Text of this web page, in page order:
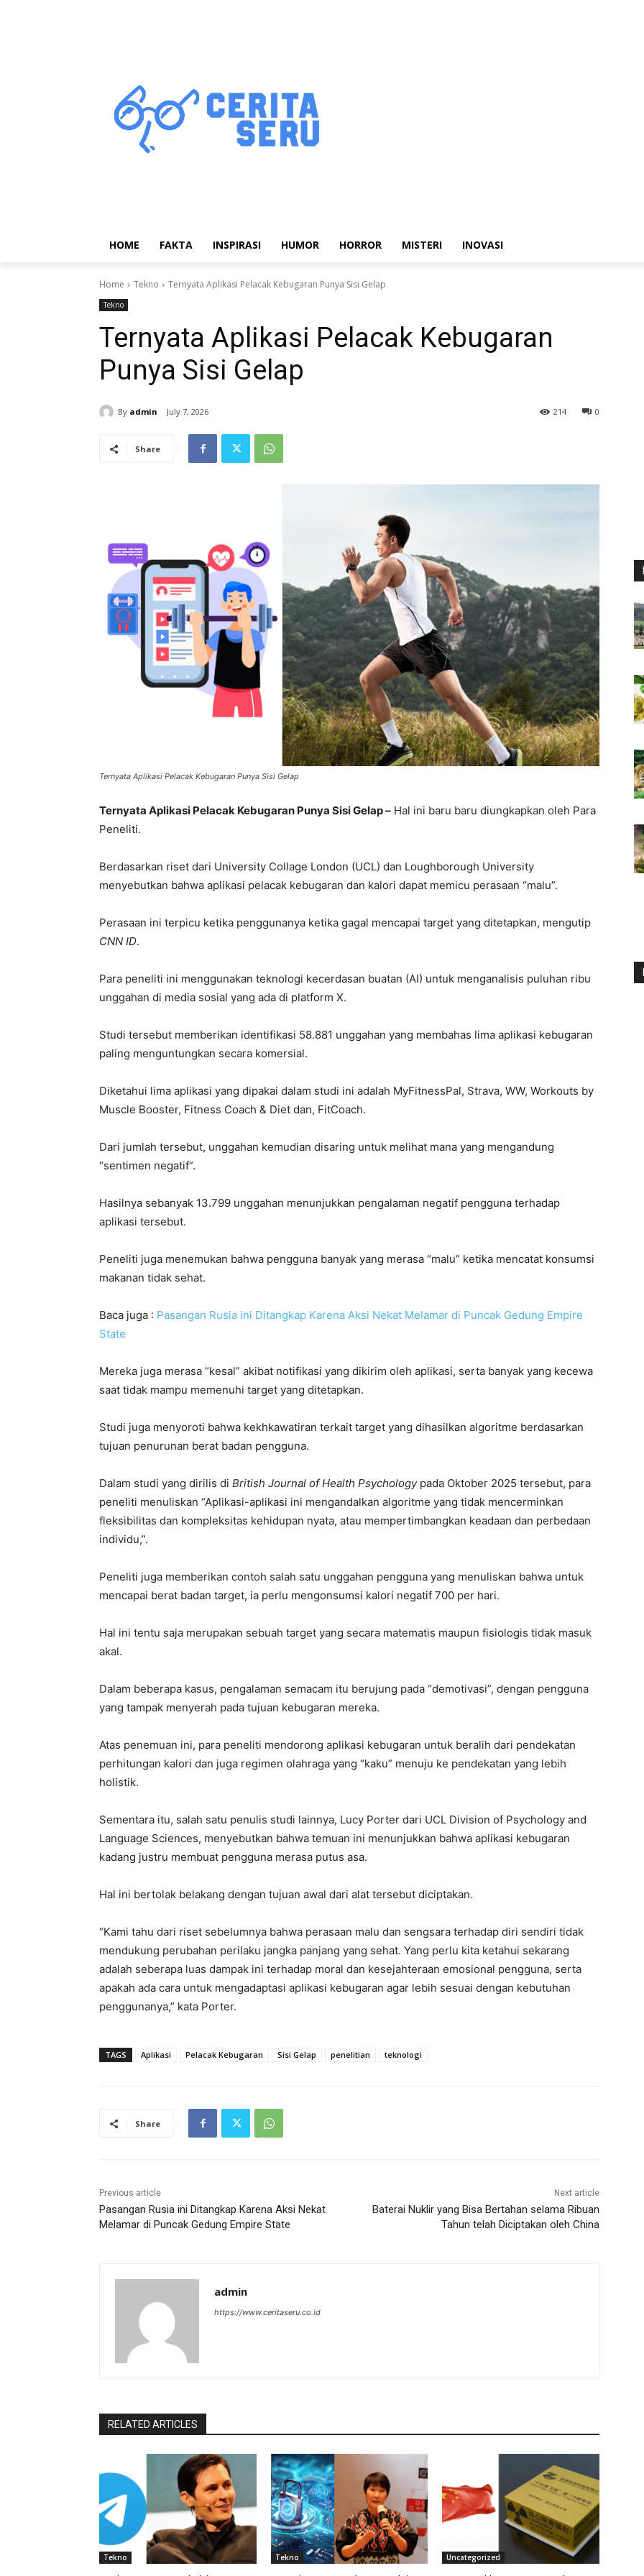
HOME FAKTA INSPIRASI HUMOR HORROR MISTERI INOVASI
Home Tekno Ternyata Aplikasi Pelacak Kebugaran Punya Sisi Gelap
Tekno
Ternyata Aplikasi Pelacak Kebugaran
Punya Sisi Gelap
By admin July 7, 2026 0
214
Share
Ternyata Aplikasi Pelacak Kebugaran Punya Sisi Gelap
Ternyata Aplikasi Pelacak Kebugaran Punya Sisi Gelap – Hal ini baru baru diungkapkan oleh Para
Peneliti.
Berdasarkan riset dari University Collage London (UCL) dan Loughborough University
menyebutkan bahwa aplikasi pelacak kebugaran dan kalori dapat memicu perasaan “malu”.
Perasaan ini terpicu ketika penggunanya ketika gagal mencapai target yang ditetapkan, mengutip
CNN ID.
Para peneliti ini menggunakan teknologi kecerdasan buatan (AI) untuk menganalisis puluhan ribu
unggahan di media sosial yang ada di platform X.
Studi tersebut memberikan identifikasi 58.881 unggahan yang membahas lima aplikasi kebugaran
paling menguntungkan secara komersial.
Diketahui lima aplikasi yang dipakai dalam studi ini adalah MyFitnessPal, Strava, WW, Workouts by
Muscle Booster, Fitness Coach & Diet dan, FitCoach.
Dari jumlah tersebut, unggahan kemudian disaring untuk melihat mana yang mengandung
“sentimen negatif”.
Hasilnya sebanyak 13.799 unggahan menunjukkan pengalaman negatif pengguna terhadap
aplikasi tersebut.
Peneliti juga menemukan bahwa pengguna banyak yang merasa “malu” ketika mencatat konsumsi
makanan tidak sehat.
Baca juga : Pasangan Rusia ini Ditangkap Karena Aksi Nekat Melamar di Puncak Gedung Empire
State
Mereka juga merasa “kesal” akibat notifikasi yang dikirim oleh aplikasi, serta banyak yang kecewa
saat tidak mampu memenuhi target yang ditetapkan.
Studi juga menyoroti bahwa kekhkawatiran terkait target yang dihasilkan algoritme berdasarkan
tujuan penurunan berat badan pengguna.
Dalam studi yang dirilis di British Journal of Health Psychologypada Oktober 2025 tersebut, para
peneliti menuliskan “Aplikasi-aplikasi ini mengandalkan algoritme yang tidak mencerminkan
fleksibilitas dan kompleksitas kehidupan nyata, atau mempertimbangkan keadaan dan perbedaan
individu,”.
Peneliti juga memberikan contoh salah satu unggahan pengguna yang menuliskan bahwa untuk
mencapai berat badan target, ia perlu mengonsumsi kalori negatif 700 per hari.
Hal ini tentu saja merupakan sebuah target yang secara matematis maupun fisiologis tidak masuk
akal.
Dalam beberapa kasus, pengalaman semacam itu berujung pada “demotivasi”, dengan pengguna
yang tampak menyerah pada tujuan kebugaran mereka.
Atas penemuan ini, para peneliti mendorong aplikasi kebugaran untuk beralih dari pendekatan
perhitungan kalori dan juga regimen olahraga yang “kaku” menuju ke pendekatan yang lebih
holistik.
Sementara itu, salah satu penulis studi lainnya, Lucy Porter dari UCL Division of Psychology and
Language Sciences, menyebutkan bahwa temuan ini menunjukkan bahwa aplikasi kebugaran
kadang justru membuat pengguna merasa putus asa.
Hal ini bertolak belakang dengan tujuan awal dari alat tersebut diciptakan.
“Kami tahu dari riset sebelumnya bahwa perasaan malu dan sengsara terhadap diri sendiri tidak
mendukung perubahan perilaku jangka panjang yang sehat. Yang perlu kita ketahui sekarang
adalah seberapa luas dampak ini terhadap moral dan kesejahteraan emosional pengguna, serta
apakah ada cara untuk mengadaptasi aplikasi kebugaran agar lebih sesuai dengan kebutuhan
penggunanya,” kata Porter.
TAGS Aplikasi Pelacak Kebugaran Sisi Gelap penelitian teknologi
Share
Previous article
Pasangan Rusia ini Ditangkap Karena Aksi Nekat
Melamar di Puncak Gedung Empire State
Next article
Baterai Nuklir yang Bisa Bertahan selama Ribuan
Tahun telah Diciptakan oleh China
admin
https://www.ceritaseru.co.id
RELATED ARTICLES
Tekno Tekno Uncategorized